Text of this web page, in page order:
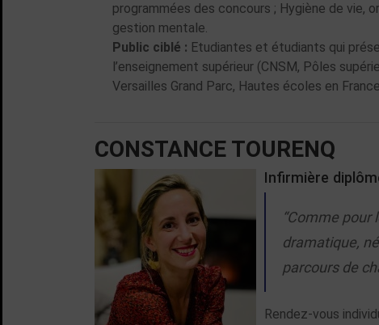
programmées des concours ; Hygiène de vie,
gestion mentale.
Public ciblé : Etudiantes et étudiants qui
l’enseignement supérieur (CNSM, Pôles
Versailles Grand Parc, Hautes écoles en
CONSTANCE TOURENQ
Infirmière
“Comme
dramatique,
parcours de
Rendez-vous